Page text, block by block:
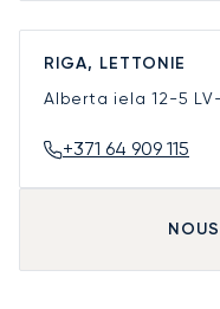
RIGA, LETTONIE
Alberta iela 12-5
+371 64 909 115